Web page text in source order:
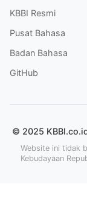
KBBI Resmi
Pusat Bahasa
Badan Bahasa
GitHub
© 2025
Website ini tidak
Kebudayaan